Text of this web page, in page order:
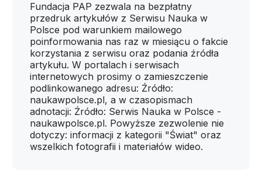
Fundacja PAP zezwala na bezpłatny
przedruk artykułów z Serwisu Nauka w
Polsce pod warunkiem mailowego
poinformowania nas raz w miesiącu o fakcie
korzystania z serwisu oraz podania źródła
artykułu. W portalach i serwisach
internetowych prosimy o zamieszczenie
podlinkowanego adresu: Źródło:
naukawpolsce.pl, a w czasopismach
adnotacji: Źródło: Serwis Nauka w Polsce -
naukawpolsce.pl. Powyższe zezwolenie nie
dotyczy: informacji z kategorii "Świat" oraz
wszelkich fotografii i materiałów wideo.